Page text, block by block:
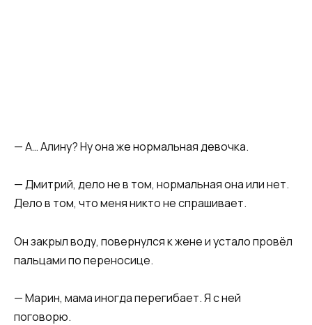
— А… Алину? Ну она же нормальная девочка.
— Дмитрий, дело не в том, нормальная она или нет.
Дело в том, что меня никто не спрашивает.
Он закрыл воду, повернулся к жене и устало провёл
пальцами по переносице.
— Марин, мама иногда перегибает. Я с ней
поговорю.